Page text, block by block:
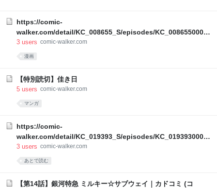
https://comic-
walker.com/detail/KC_008655_S/episodes/KC_00865500003
00021_E?episodeType=first
3 users comic-walker.com
漫画
【特別読切】佳き日
5 users comic-walker.com
マンガ
https://comic-
walker.com/detail/KC_019393_S/episodes/KC_01939300002
00011_E?episodeType=first
3 users comic-walker.com
あとで読む
【第14話】銀河特急 ミルキー☆サブウェイ｜カドコミ (コ